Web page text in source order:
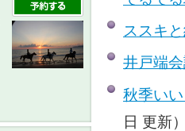
ススキ
井戸端
秋季い
日 更新